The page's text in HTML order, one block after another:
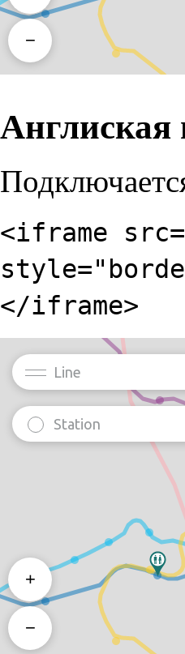
Англиская
<iframe
</iframe>